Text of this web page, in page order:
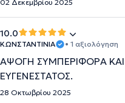
02 Δεκεμβρίου 2025
10.0
ΚΩΝΣΤΑΝΤΙΝΙΑ • 1 αξιολόγηση
ΑΨΟΓΗ ΣΥΜΠΕΡΙΦΟΡΑ
ΕΥΓΕΝΕΣΤΑΤΟΣ.
28 Οκτωβρίου 2025